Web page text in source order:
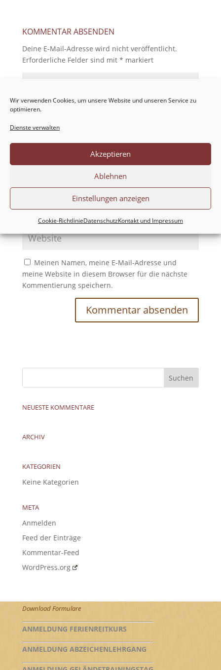
Wir verwenden Cookies, um unsere Website und unseren Service zu
optimieren.
Dienste verwalten
Akzeptieren
Ablehnen
Einstellungen anzeigen
Cookie-RichtlinieDatenschutzKontakt und Impressum
KOMMENTAR ABSENDEN
Deine E-Mail-Adresse wird nicht veröffentlicht.
Erforderliche Felder sind mit * markiert
Meinen Namen, meine E-Mail-Adresse und
meine Website in diesem Browser für die nächste
Kommentierung speichern.
NEUESTE KOMMENTARE
ARCHIV
KATEGORIEN
Keine Kategorien
META
Anmelden
Feed der Einträge
Kommentar-Feed
WordPress.org
Download Formulare
ANMELDUNG FERIENREITKURS
ANMELDUNG ABZEICHENLEHRGANG